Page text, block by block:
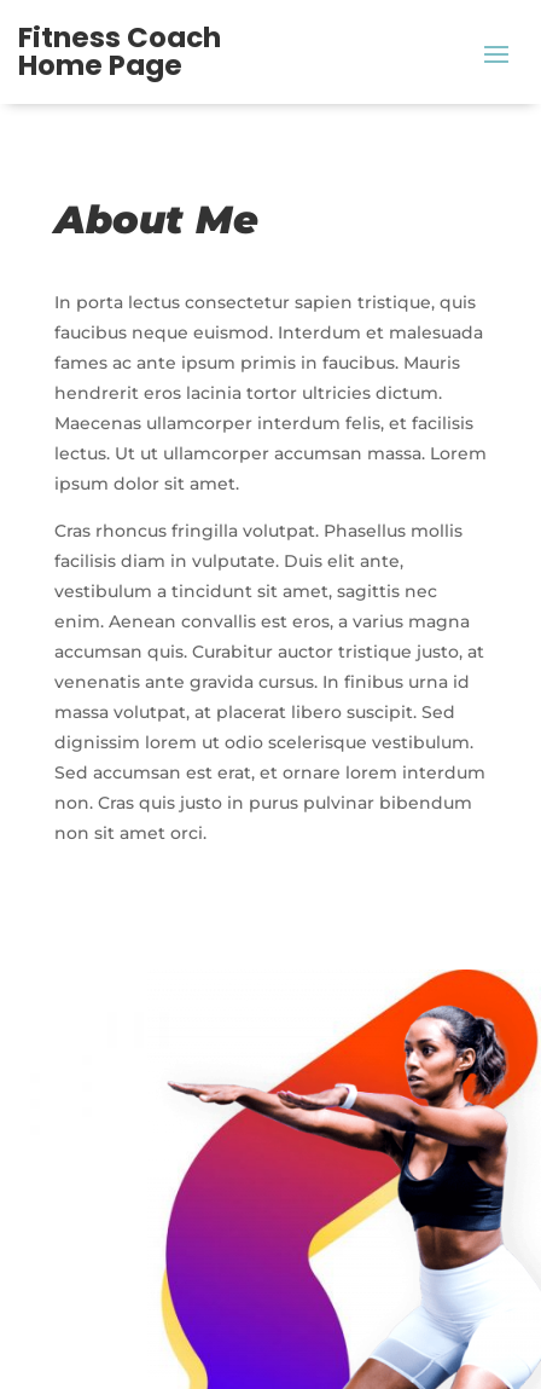
Fitness Coach
Home Page
About Me
In porta lectus consectetur sapien tristique, quis
faucibus neque euismod. Interdum et malesuada
fames ac ante ipsum primis in faucibus. Mauris
hendrerit eros lacinia tortor ultricies dictum.
Maecenas ullamcorper interdum felis, et facilisis
lectus. Ut ut ullamcorper accumsan massa. Lorem
ipsum dolor sit amet.
Cras rhoncus fringilla volutpat. Phasellus mollis
facilisis diam in vulputate. Duis elit ante,
vestibulum a tincidunt sit amet, sagittis nec
enim. Aenean convallis est eros, a varius magna
accumsan quis. Curabitur auctor tristique justo, at
venenatis ante gravida cursus. In finibus urna id
massa volutpat, at placerat libero suscipit. Sed
dignissim lorem ut odio scelerisque vestibulum.
Sed accumsan est erat, et ornare lorem interdum
non. Cras quis justo in purus pulvinar bibendum
non sit amet orci.